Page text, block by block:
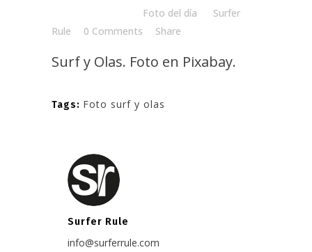
Foto del día
Surfer
Rule
0 Comments Share
Surf y Olas. Foto en Pixabay.
Tags: Foto surf y olas
Surfer Rule
info@surferrule.com